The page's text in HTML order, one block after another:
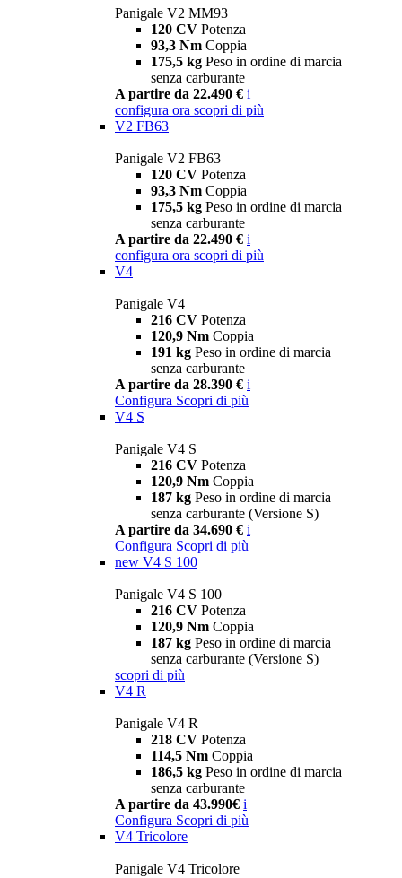
Panigale V2 MM93
120 CV Potenza
93,3 Nm Coppia
175,5 kg Peso in ordine di marcia
senza carburante
A partire da 22.490 € i
configura ora scopri di più
V2 FB63
Panigale V2 FB63
120 CV Potenza
93,3 Nm Coppia
175,5 kg Peso in ordine di marcia
senza carburante
A partire da 22.490 € i
configura ora scopri di più
V4
Panigale V4
216 CV Potenza
120,9 Nm Coppia
191 kg Peso in ordine di marcia
senza carburante
A partire da 28.390 € i
Configura Scopri di più
V4 S
Panigale V4 S
216 CV Potenza
120,9 Nm Coppia
187 kg Peso in ordine di marcia
senza carburante (Versione S)
A partire da 34.690 € i
Configura Scopri di più
new V4 S 100
Panigale V4 S 100
216 CV Potenza
120,9 Nm Coppia
187 kg Peso in ordine di marcia
senza carburante (Versione S)
scopri di più
V4 R
Panigale V4 R
218 CV Potenza
114,5 Nm Coppia
186,5 kg Peso in ordine di marcia
senza carburante
A partire da 43.990€ i
Configura Scopri di più
V4 Tricolore
Panigale V4 Tricolore